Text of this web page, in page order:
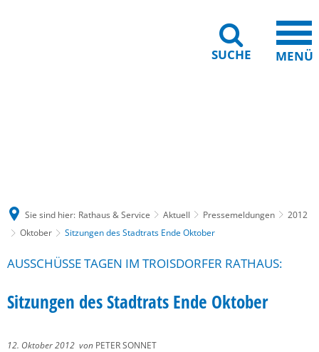
SUCHE MENÜ
Sie sind hier: Rathaus & Service Aktuell Pressemeldungen
2012
Oktober
Sitzungen des Stadtrats Ende Oktober
AUSSCHÜSSE TAGEN IM TROISDORFER RATHAUS:
Sitzungen des Stadtrats Ende Oktober
12. Oktober 2012 von PETER SONNET